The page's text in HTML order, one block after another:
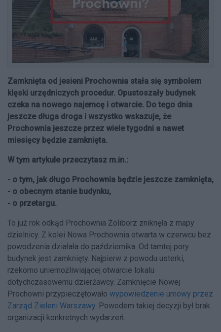
Zamknięta od jesieni Prochownia stała się symbolem
klęski urzędniczych procedur. Opustoszały budynek
czeka na nowego najemcę i otwarcie. Do tego dnia
jeszcze długa droga i wszystko wskazuje, że
Prochownia jeszcze przez wiele tygodni a nawet
miesięcy będzie zamknięta.
W tym artykule przeczytasz m.in.:
- o tym, jak długo Prochownia będzie jeszcze zamknięta,
- o obecnym stanie budynku,
- o przetargu.
To już rok odkąd Prochownia Żoliborz zniknęła z mapy
dzielnicy. Z kolei Nowa Prochownia otwarta w czerwcu bez
powodzenia działała do października. Od tamtej pory
budynek jest zamknięty. Najpierw z powodu usterki,
rzekomo uniemożliwiającej otwarcie lokalu
dotychczasowemu dzierżawcy. Zamknięcie Nowej
Prochowni przypieczętowało wypowiedzenie umowy przez
Zarząd Zieleni Warszawy. Powodem takiej decyzji był brak
organizacji konkretnych wydarzeń.